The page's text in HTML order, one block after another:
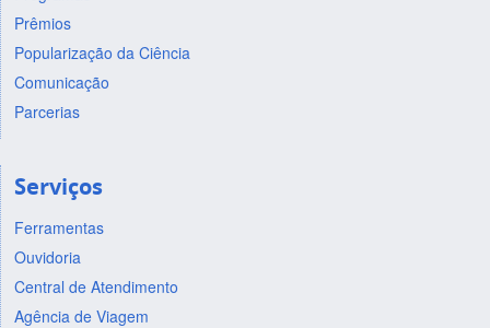
Prêmios
Popularização da Ciência
Comunicação
Parcerias
Serviços
Ferramentas
Ouvidoria
Central de Atendimento
Agência de Viagem